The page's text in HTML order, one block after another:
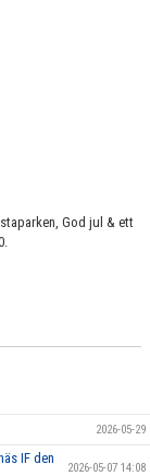
God jul & ett
2026-05-29
IF den
2026-05-07 14:08